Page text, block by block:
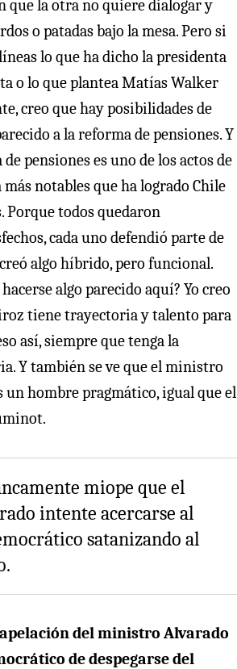
que la otra no quiere dialogar y
o patadas bajo la mesa. Pero si
lo que ha dicho la presidenta
o lo que plantea Matías Walker
creo que hay posibilidades de
a la reforma de pensiones. Y
pensiones es uno de los actos de
notables que ha logrado Chile
Porque todos quedaron
cada uno defendió parte de
algo híbrido, pero funcional.
algo parecido aquí? Yo creo
tiene trayectoria y talento para
así, siempre que tenga la
Y también se ve que el ministro
un hombre pragmático, igual que el
miope que el
intente acercarse al
satanizando al
apelación del ministro Alvarado
de despegarse del